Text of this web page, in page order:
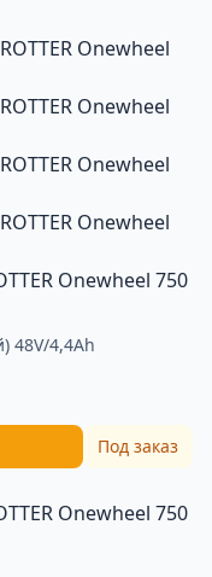
Onewheel 750
48V/4,4Ah
Под заказ
Onewheel 750